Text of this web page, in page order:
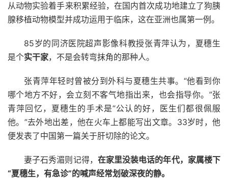
从动物实验着手来积累经验，在国内首次成功地建立了狗胰
腺移植动物模型并成功运用于临床，这在亚洲也属第一例。
85岁的同济医院超声影像科教授张青萍认为，夏穗生
是个实干家，不是会转弯抹角的那种人。
张青萍年轻时曾被分到外科与夏穗生共事。“他看到你
哪个地方不好，会立刻不客气地指出来，也会指导你。”张
青萍回忆，夏穗生的手术是“公认的好，医生们都很佩服
他。”去外地出差，他在火车上都能写出文章。33岁时，他
便发表了中国第一篇关于肝切除的论文。
妻子石秀湄则记得， 在家里没装电话的年代，家属楼下
“夏穗生，有急诊”的喊声经常划破深夜的静。